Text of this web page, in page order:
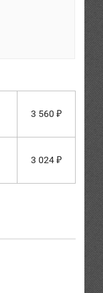
3 560 ₽
3 024 ₽